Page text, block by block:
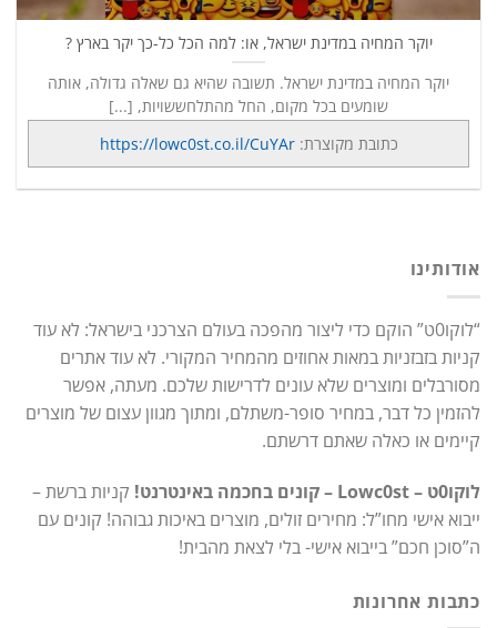
יוקר המחיה במדינת ישראל, או: למה הכל כל-כך יקר בארץ ?
יוקר המחיה במדינת ישראל. תשובה שהיא גם שאלה גדולה, אותה
שומעים בכל מקום, החל מהתלחששויות, [...]
כתובת מקוצרת:https://lowc0st.co.il/CuYAr
אודותינו
“לוקו0ט” הוקם כדי ליצור מהפכה בעולם הצרכני בישראל: לא עוד
קניות בזבזניות במאות אחוזים מהמחיר המקורי. לא עוד אתרים
מסורבלים ומוצרים שלא עונים לדרישות שלכם. מעתה, אפשר
להזמין כל דבר, במחיר סופר-משתלם, ומתוך מגוון עצום של מוצרים
קיימים או כאלה שאתם דרשתם.
לוקו0ט – Lowc0st – קונים בחכמה באינטרנט!
קניות ברשת –
ייבוא אישי מחו”ל: מחירים זולים, מוצרים באיכות גבוהה! קונים עם
ה”סוכן חכם” בייבוא אישי- בלי לצאת מהבית!
כתבות אחרונות